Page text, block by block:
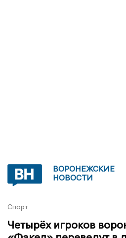
ВОРОНЕЖСКИЕ
НОВОСТИ
Спорт
Четырёх игроков